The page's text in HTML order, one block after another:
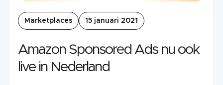
Marketplaces 15 januari 2021
Amazon Sponsored Ads nu ook
live in Nederland